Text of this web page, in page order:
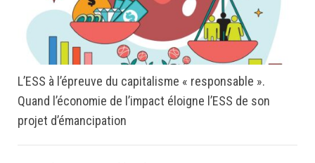
L’ESS à l’épreuve du capitalisme « responsable ».
Quand l’économie de l’impact éloigne l’ESS de son
projet d’émancipation